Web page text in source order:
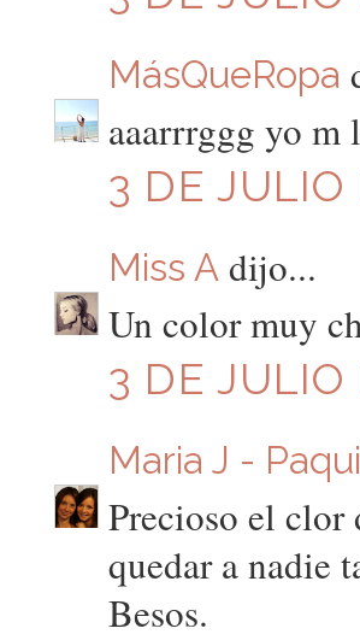
MásQueRopa
aaarrrggg yo m
3 DE JULIO
Miss Adijo...
Un color muy
3 DE JULIO
Maria J - Paqui
Precioso el clor
quedar a nadie
Besos.